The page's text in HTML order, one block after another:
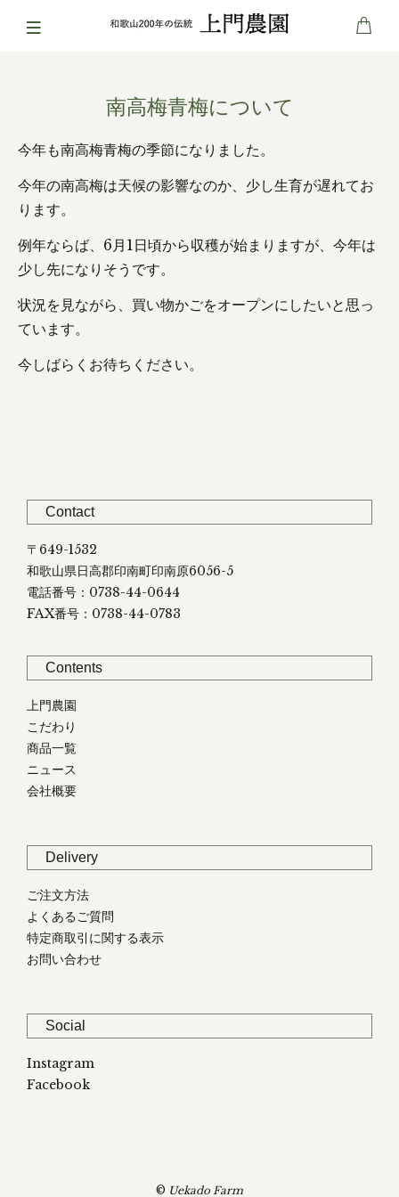
南高梅青梅について
今年も南高梅青梅の季節になりました。
今年の南高梅は天候の影響なのか、少し生育が遅れてお
ります。
例年ならば、6月1日頃から収穫が始まりますが、今年は
少し先になりそうです。
状況を見ながら、買い物かごをオープンにしたいと思っ
ています。
今しばらくお待ちください。
Contact
〒649-1532
和歌山県日高郡印南町印南原6056-5
電話番号：0738-44-0644
FAX番号：0738-44-0783
Contents
上門農園
こだわり
商品一覧
ニュース
会社概要
Delivery
ご注文方法
よくあるご質問
特定商取引に関する表示
お問い合わせ
Social
Instagram
Facebook
© Uekado Farm